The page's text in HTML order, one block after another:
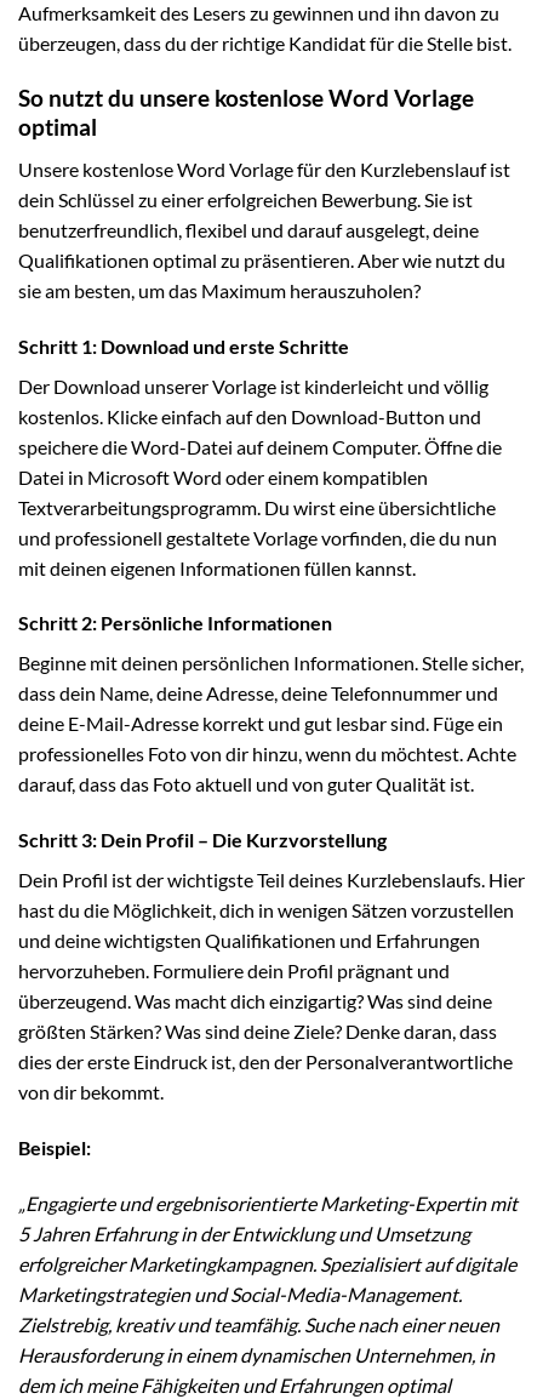
Aufmerksamkeit des Lesers zu gewinnen und ihn davon zu
überzeugen, dass du der richtige Kandidat für die Stelle bist.
So nutzt du unsere kostenlose Word Vorlage
optimal
Unsere kostenlose Word Vorlage für den Kurzlebenslauf ist
dein Schlüssel zu einer erfolgreichen Bewerbung. Sie ist
benutzerfreundlich, flexibel und darauf ausgelegt, deine
Qualifikationen optimal zu präsentieren. Aber wie nutzt du
sie am besten, um das Maximum herauszuholen?
Schritt 1: Download und erste Schritte
Der Download unserer Vorlage ist kinderleicht und völlig
kostenlos. Klicke einfach auf den Download-Button und
speichere die Word-Datei auf deinem Computer. Öffne die
Datei in Microsoft Word oder einem kompatiblen
Textverarbeitungsprogramm. Du wirst eine übersichtliche
und professionell gestaltete Vorlage vorfinden, die du nun
mit deinen eigenen Informationen füllen kannst.
Schritt 2: Persönliche Informationen
Beginne mit deinen persönlichen Informationen. Stelle sicher,
dass dein Name, deine Adresse, deine Telefonnummer und
deine E-Mail-Adresse korrekt und gut lesbar sind. Füge ein
professionelles Foto von dir hinzu, wenn du möchtest. Achte
darauf, dass das Foto aktuell und von guter Qualität ist.
Schritt 3: Dein Profil – Die Kurzvorstellung
Dein Profil ist der wichtigste Teil deines Kurzlebenslaufs. Hier
hast du die Möglichkeit, dich in wenigen Sätzen vorzustellen
und deine wichtigsten Qualifikationen und Erfahrungen
hervorzuheben. Formuliere dein Profil prägnant und
überzeugend. Was macht dich einzigartig? Was sind deine
größten Stärken? Was sind deine Ziele? Denke daran, dass
dies der erste Eindruck ist, den der Personalverantwortliche
von dir bekommt.
Beispiel:
„Engagierte und ergebnisorientierte Marketing-Expertin mit
5 Jahren Erfahrung in der Entwicklung und Umsetzung
erfolgreicher Marketingkampagnen. Spezialisiert auf digitale
Marketingstrategien und Social-Media-Management.
Zielstrebig, kreativ und teamfähig. Suche nach einer neuen
Herausforderung in einem dynamischen Unternehmen, in
dem ich meine Fähigkeiten und Erfahrungen optimal